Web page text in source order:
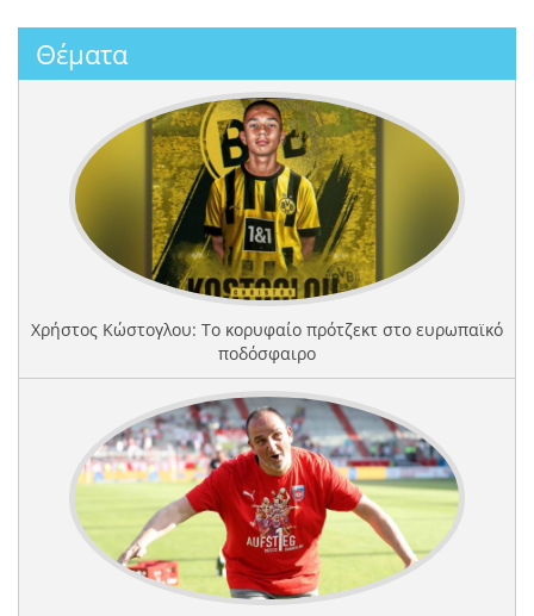
Θέματα
Χρήστος Κώστογλου: Το κορυφαίο πρότζεκτ στο ευρωπαϊκό
ποδόσφαιρο